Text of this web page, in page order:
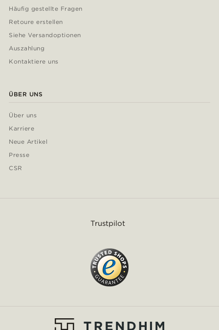
Häufig gestellte Fragen
Retoure erstellen
Siehe Versandoptionen
Auszahlung
Kontaktiere uns
ÜBER UNS
Über uns
Karriere
Neue Artikel
Presse
CSR
Trustpilot